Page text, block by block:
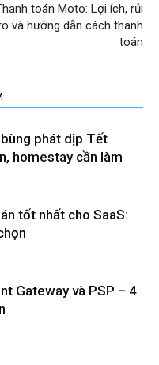
toán Moto: Lợi ích, rủi
và hướng dẫn cách thanh
toán
phát dịp Tết
homestay cần làm
tốt nhất cho SaaS:
Gateway và PSP – 4